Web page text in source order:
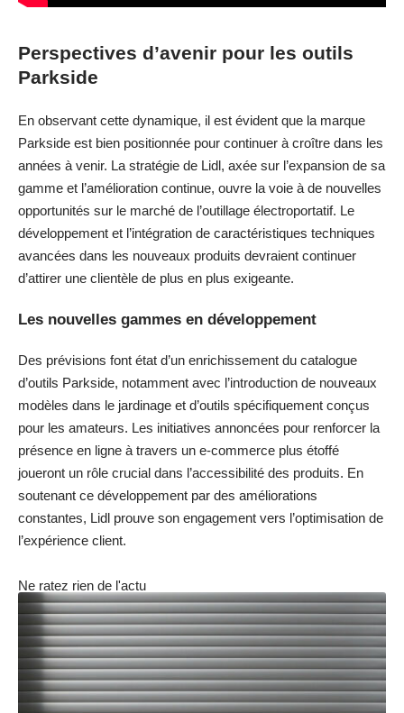
Perspectives d’avenir pour les outils
Parkside
En observant cette dynamique, il est évident que la marque
Parkside est bien positionnée pour continuer à croître dans les
années à venir. La stratégie de Lidl, axée sur l’expansion de sa
gamme et l’amélioration continue, ouvre la voie à de nouvelles
opportunités sur le marché de l’outillage électroportatif. Le
développement et l’intégration de caractéristiques techniques
avancées dans les nouveaux produits devraient continuer
d’attirer une clientèle de plus en plus exigeante.
Les nouvelles gammes en développement
Des prévisions font état d’un enrichissement du catalogue
d’outils Parkside, notamment avec l’introduction de nouveaux
modèles dans le jardinage et d’outils spécifiquement conçus
pour les amateurs. Les initiatives annoncées pour renforcer la
présence en ligne à travers un e-commerce plus étoffé
joueront un rôle crucial dans l’accessibilité des produits. En
soutenant ce développement par des améliorations
constantes, Lidl prouve son engagement vers l’optimisation de
l’expérience client.
Ne ratez rien de l'actu